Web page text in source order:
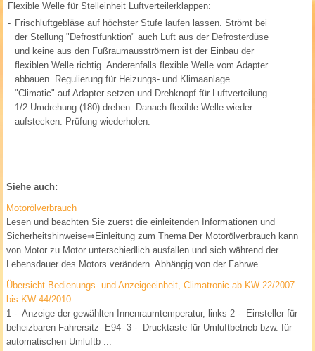
Flexible Welle für Stelleinheit Luftverteilerklappen:
- Frischluftgebläse auf höchster Stufe laufen lassen. Strömt bei
der Stellung "Defrostfunktion" auch Luft aus der Defrosterdüse
und keine aus den Fußraumausströmern ist der Einbau der
flexiblen Welle richtig. Anderenfalls flexible Welle vom Adapter
abbauen. Regulierung für Heizungs- und Klimaanlage
"Climatic" auf Adapter setzen und Drehknopf für Luftverteilung
1/2 Umdrehung (180) drehen. Danach flexible Welle wieder
aufstecken. Prüfung wiederholen.
Siehe auch:
Motorölverbrauch
Lesen und beachten Sie zuerst die einleitenden Informationen und
Sicherheitshinweise⇒Einleitung zum Thema Der Motorölverbrauch kann
von Motor zu Motor unterschiedlich ausfallen und sich während der
Lebensdauer des Motors verändern. Abhängig von der Fahrwe ...
Übersicht Bedienungs- und Anzeigeeinheit, Climatronic ab KW 22/2007
bis KW 44/2010
1 - Anzeige der gewählten Innenraumtemperatur, links 2 - Einsteller für
beheizbaren Fahrersitz -E94- 3 - Drucktaste für Umluftbetrieb bzw. für
automatischen Umluftb ...